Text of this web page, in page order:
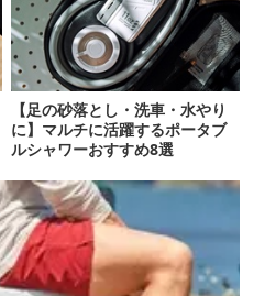
【足の砂落とし・洗車・水やり
に】マルチに活躍するポータブ
ルシャワーおすすめ8選